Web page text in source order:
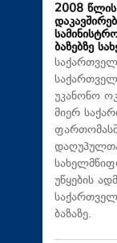
2008 წლის
ბაზებზე
უკანონო
მიერ
დაღუპულთა
უწყების
ბაზაზე.